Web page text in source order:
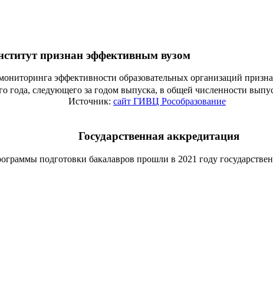
признан эффективным вузом
эффективности образовательных организаций
года, следующего за годом выпуска, в общей численности
Источник: сайт ГИВЦ Рособразование
Государственная аккредитация
подготовки бакалавров прошли в 2021 году